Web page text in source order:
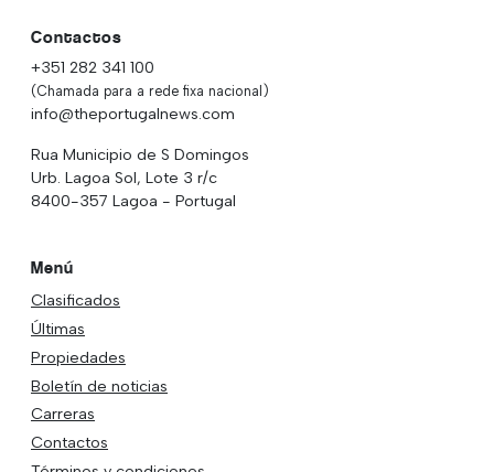
Contactos
+351 282 341 100
(Chamada para a rede fixa nacional)
info@theportugalnews.com
Rua Municipio de S Domingos
Urb. Lagoa Sol, Lote 3 r/c
8400-357 Lagoa - Portugal
Menú
Clasificados
Últimas
Propiedades
Boletín de noticias
Carreras
Contactos